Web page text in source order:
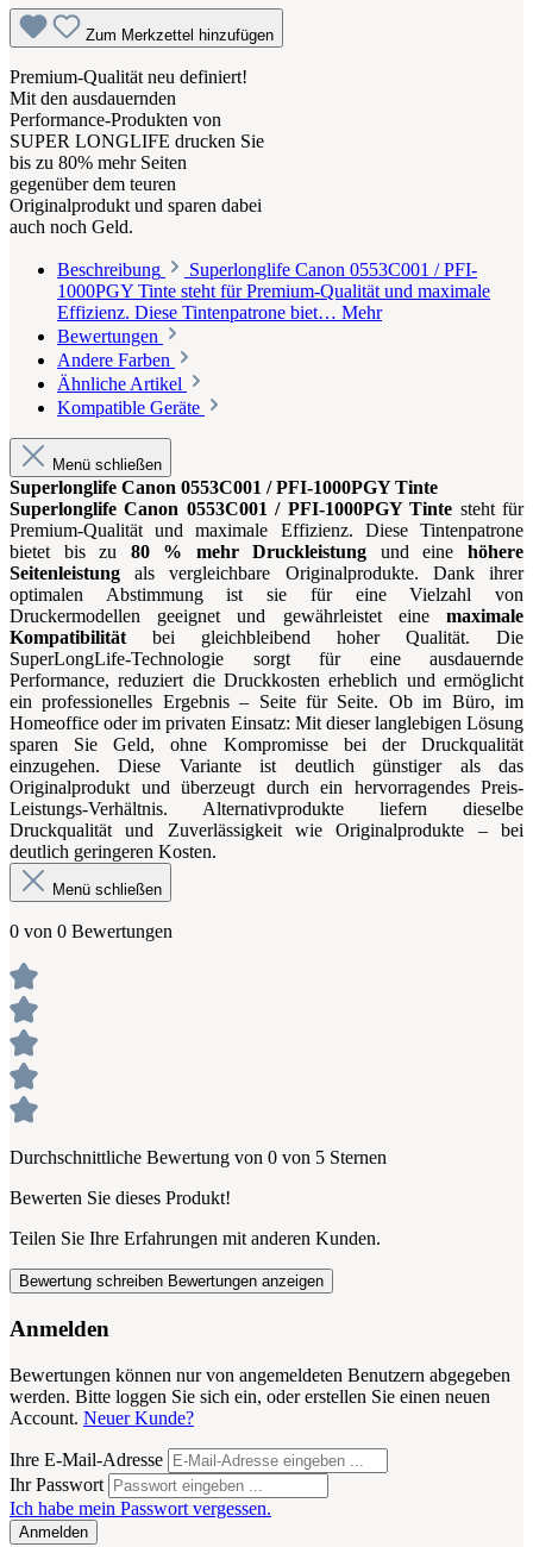
Zum Merkzettel hinzufügen
Premium-Qualität neu definiert!
Mit den ausdauernden
Performance-Produkten von
SUPER LONGLIFE drucken Sie
bis zu 80% mehr Seiten
gegenüber dem teuren
Originalprodukt und sparen dabei
auch noch Geld.
Beschreibung
Superlonglife Canon 0553C001 / PFI-
1000PGY Tinte steht für Premium-Qualität und maximale
Effizienz. Diese Tintenpatrone biet… Mehr
Bewertungen
Andere Farben
Ähnliche Artikel
Kompatible Geräte
Menü schließen
Superlonglife Canon 0553C001 / PFI-1000PGY Tinte
Superlonglife Canon 0553C001 / PFI-1000PGY Tinte steht für
Premium-Qualität und maximale Effizienz. Diese Tintenpatrone
bietet bis zu 80 % mehr Druckleistung und einehöhere
Seitenleistung als vergleichbare Originalprodukte. Dank ihrer
optimalen Abstimmung ist sie für eine Vielzahl von
Druckermodellen geeignet und gewährleistet eine maximale
Kompatibilitätbei gleichbleibend hoher Qualität. Die
SuperLongLife-Technologie sorgt für eine ausdauernde
Performance, reduziert die Druckkosten erheblich und ermöglicht
ein professionelles Ergebnis – Seite für Seite. Ob im Büro, im
Homeoffice oder im privaten Einsatz: Mit dieser langlebigen Lösung
sparen Sie Geld, ohne Kompromisse bei der Druckqualität
einzugehen. Diese Variante ist deutlich günstiger als das
Originalprodukt und überzeugt durch ein hervorragendes Preis-
Leistungs-Verhältnis. Alternativprodukte liefern dieselbe
Druckqualität und Zuverlässigkeit wie Originalprodukte – bei
deutlich geringeren Kosten.
Menü schließen
0 von 0 Bewertungen
Durchschnittliche Bewertung von 0 von 5 Sternen
Bewerten Sie dieses Produkt!
Teilen Sie Ihre Erfahrungen mit anderen Kunden.
Bewertung schreiben Bewertungen anzeigen
Anmelden
Bewertungen können nur von angemeldeten Benutzern abgegeben
werden. Bitte loggen Sie sich ein, oder erstellen Sie einen neuen
Account. Neuer Kunde?
Ihre E-Mail-Adresse
Ihr Passwort
Ich habe mein Passwort vergessen.
Anmelden